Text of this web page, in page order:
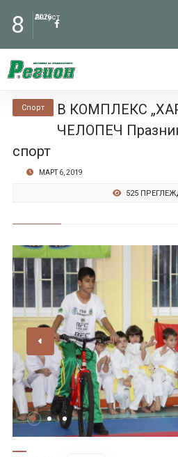
8 Август
2026
Спорт
В КОМПЛЕКС
ЧЕЛОПЕЧ
спорт
МАРТ 6, 2019
525